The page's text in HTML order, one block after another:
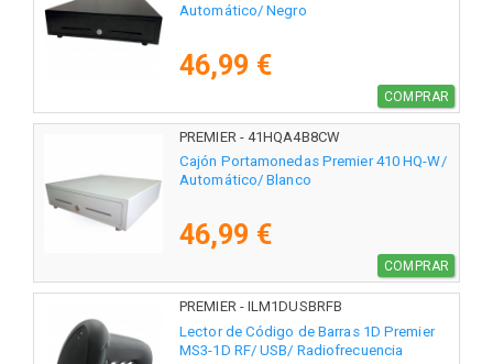
Automático/ Negro
46,99 €
COMPRAR
PREMIER - 41HQA4B8CW
Cajón Portamonedas Premier 410 HQ-W/
Automático/ Blanco
46,99 €
COMPRAR
PREMIER - ILM1DUSBRFB
Lector de Código de Barras 1D Premier
MS3-1D RF/ USB/ Radiofrecuencia